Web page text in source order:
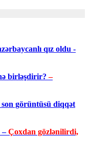
qız oldu -
birləşdirir?–
görüntüsü diqqət
–Çoxdan gözlənilirdi,